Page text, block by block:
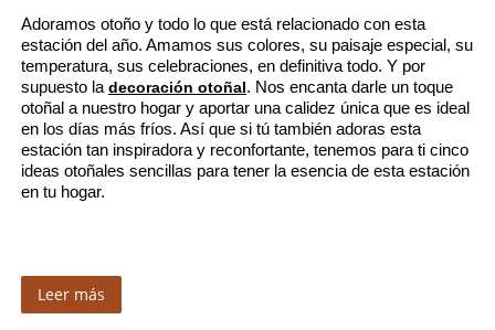
Adoramos otoño y todo lo que está relacionado con esta
estación del año. Amamos sus colores, su paisaje especial, su
temperatura, sus celebraciones, en definitiva todo. Y por
supuesto la decoración otoñal. Nos encanta darle un toque
otoñal a nuestro hogar y aportar una calidez única que es ideal
en los días más fríos. Así que si tú también adoras esta
estación tan inspiradora y reconfortante, tenemos para ti cinco
ideas otoñales sencillas para tener la esencia de esta estación
en tu hogar.
Leer más